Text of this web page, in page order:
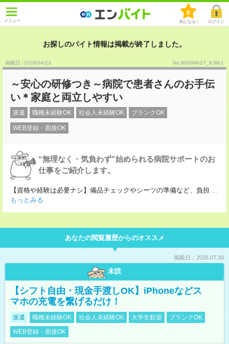
メニュー
0
気になる！ ログイン
お探しのバイト情報は掲載が終了しました。
掲載日 :2026/04/23 No.NSGMA27_KJM-1
～安心の研修つき～病院で患者さんのお手伝
い＊家庭と両立しやすい
派遣 職種未経験OK 社会人未経験OK ブランクOK
WEB登録・面接OK
“無理なく・気負わず”始められる病院サポートのお
仕事をご紹介します。
【資格や経験は必要ナシ】備品チェックやシーツの準備など、負担 ...
もっとみる
あなたの閲覧履歴からのオススメ
掲載日：2026.07.30
未読
【シフト自由・現金手渡しOK】iPhoneなどス
マホの充電を繋げるだけ！
派遣 職種未経験OK 社会人未経験OK 大学生歓迎
ブランクOK
WEB登録・面接OK